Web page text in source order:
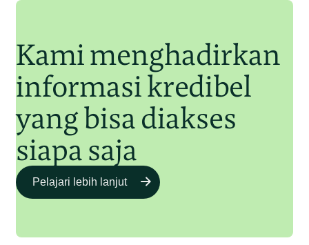
Kami menghadirkan
informasi kredibel
yang bisa diakses
siapa saja
Pelajari lebih lanjut